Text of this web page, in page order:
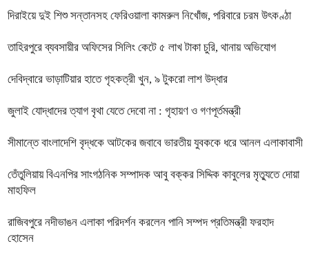
দিরাইয়ে দুই শিশু সন্তানসহ ফেরিওয়ালা কামরুল নিখোঁজ, পরিবারে চরম উৎকণ্ঠা
তাহিরপুরে ব্যবসায়ীর অফিসের সিলিং কেটে ৫ লাখ টাকা চুরি, থানায় অভিযোগ
দেবিদ্বারে ভাড়াটিয়ার হাতে গৃহকত্রী খুন, ৯ টুকরো লাশ উদ্ধার
জুলাই যোদ্ধাদের ত্যাগ বৃথা যেতে দেবো না : গৃহায়ণ ও গণপূর্তমন্ত্রী
সীমান্তে বাংলাদেশি বৃদ্ধকে আটকের জবাবে ভারতীয় যুবককে ধরে আনল এলাকাবাসী
তেঁতুলিয়ায় বিএনপির সাংগঠনিক সম্পাদক আবু বক্কর সিদ্দিক কাবুলের মৃত্যুতে দোয়া
মাহফিল
রাজিবপুরে নদীভাঙন এলাকা পরিদর্শন করলেন পানি সম্পদ প্রতিমন্ত্রী ফরহাদ
হোসেন